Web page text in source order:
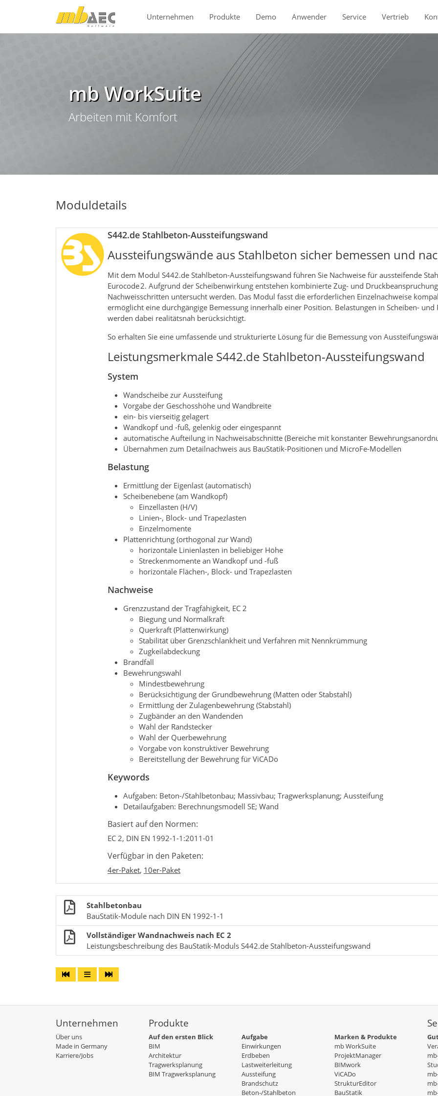
Direkt zur Hauptnavigation springen
Direkt zum Inhalt springen
Unternehmen
Produkte Demo Anwender Service Vertrieb
mb WorkSuite
Arbeiten mit Komfort
Moduldetails
S442.de Stahlbeton-Aussteifungswand
Aussteifungswände aus Stahlbeton sicher bemessen und
Mit dem Modul S442.de Stahlbeton‑Aussteifungswand führen Sie Nachweise für aussteifende
Eurocode 2. Aufgrund der Scheibenwirkung entstehen kombinierte Zug‑ und
Nachweisschritten untersucht werden. Das Modul fasst die erforderlichen Einzelnachweise
ermöglicht eine durchgängige Bemessung innerhalb einer Position. Belastungen in Scheiben- und
werden dabei realitätsnah berücksichtigt.
So erhalten Sie eine umfassende und strukturierte Lösung für die Bemessung von
Leistungsmerkmale S442.de Stahlbeton-Aussteifungswand
System
Wandscheibe zur Aussteifung
Vorgabe der Geschosshöhe und Wandbreite
ein- bis vierseitig gelagert
Wandkopf und -fuß, gelenkig oder eingespannt
automatische Aufteilung in Nachweisabschnitte (Bereiche mit konstanter
Übernahmen zum Detailnachweis aus BauStatik-Positionen und MicroFe-Modellen
Belastung
Ermittlung der Eigenlast (automatisch)
Scheibenebene (am Wandkopf)
Einzellasten (H/V)
Linien-, Block- und Trapezlasten
Einzelmomente
Plattenrichtung (orthogonal zur Wand)
horizontale Linienlasten in beliebiger Höhe
Streckenmomente an Wandkopf und -fuß
horizontale Flächen-, Block- und Trapezlasten
Nachweise
Grenzzustand der Tragfähigkeit, EC 2
Biegung und Normalkraft
Querkraft (Plattenwirkung)
Stabilität über Grenzschlankheit und Verfahren mit Nennkrümmung
Zugkeilabdeckung
Brandfall
Bewehrungswahl
Mindestbewehrung
Berücksichtigung der Grundbewehrung (Matten oder Stabstahl)
Ermittlung der Zulagenbewehrung (Stabstahl)
Zugbänder an den Wandenden
Wahl der Randstecker
Wahl der Querbewehrung
Vorgabe von konstruktiver Bewehrung
Bereitstellung der Bewehrung für ViCADo
Keywords
Aufgaben: Beton-/Stahlbetonbau; Massivbau; Tragwerksplanung; Aussteifung
Detailaufgaben: Berechnungsmodell SE; Wand
Basiert auf den Normen:
EC 2, DIN EN 1992-1-1:2011-01
Verfügbar in den Paketen:
4er-Paket, 10er-Paket
Stahlbetonbau
BauStatik-Module nach DIN EN 1992-1-1
Vollständiger Wandnachweis nach EC 2
Leistungsbeschreibung des BauStatik-Moduls S442.de Stahlbeton-Aussteifungswand
Unternehmen
Über uns
Made in Germany
Karriere/Jobs
Produkte
Auf den ersten Blick
BIM
Architektur
Tragwerksplanung
BIM Tragwerksplanung
Aufgabe
Einwirkungen
Erdbeben
Lastweiterleitung
Aussteifung
Brandschutz
Beton-/Stahlbeton
Marken & Produkte
mb WorkSuite
ProjektManager
BIMwork
ViCADo
StrukturEditor
BauStatik